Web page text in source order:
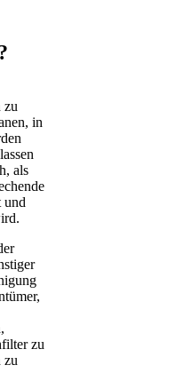
zu
in
als
und
zu
zu